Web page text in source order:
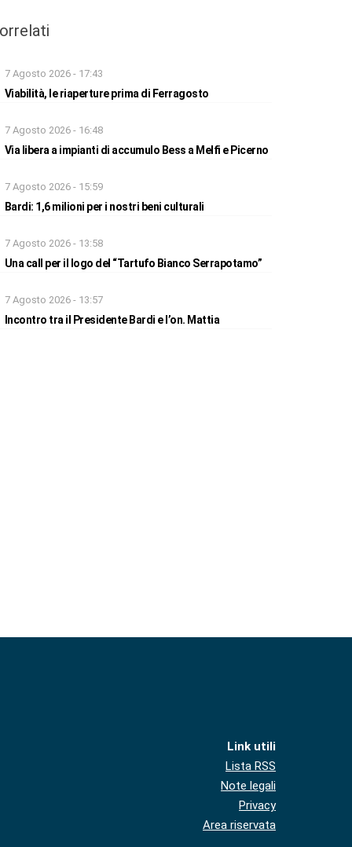
7 Agosto 2026 - 17:43
Viabilità, le riaperture prima di Ferragosto
7 Agosto 2026 - 16:48
Via libera a impianti di accumulo Bess a Melfi e Picerno
7 Agosto 2026 - 15:59
Bardi: 1,6 milioni per i nostri beni culturali
7 Agosto 2026 - 13:58
Una call per il logo del “Tartufo Bianco Serrapotamo”
7 Agosto 2026 - 13:57
Incontro tra il Presidente Bardi e l’on. Mattia
Link utili
Lista RSS
Note legali
Privacy
Area riservata